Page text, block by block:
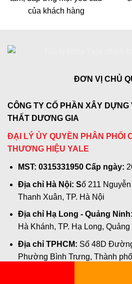
của khách hàng
ĐƠN VỊ CHỦ
CÔNG TY CỔ PHẦN XÂY DỰNG
THẤT DƯƠNG GIA
ĐẠI LÝ ỦY QUYỀN PHÂN PHỐI
THƯƠNG HIỆU YALE
MST: 0315331950 Cấp ngày:
Địa chỉ Hà Nội: Số 211
Thanh Xuân, TP. Hà Nội
Địa chỉ Hạ Long - Quảng Ninh:
Hà Khánh, TP. Hạ Long,
Địa chỉ TPHCM: Số 48D
Phường Bình Trưng, Thành